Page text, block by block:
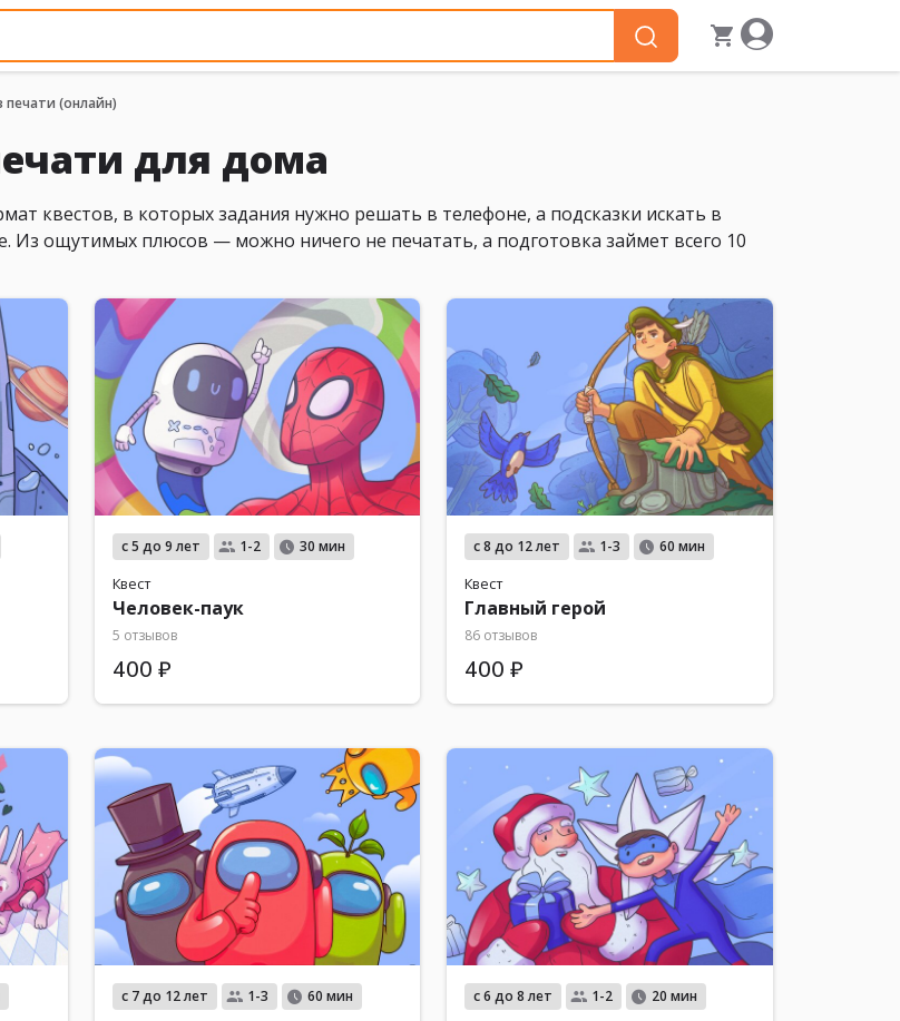
печати (онлайн)
для дома
квестов, в которых задания нужно решать в телефоне, а подсказки искать в
Из ощутимых плюсов — можно ничего не печатать, а подготовка займет всего 10
с 5 до 9 лет 1-2 30 мин
Квест
Человек-паук
5 отзывов
400 ₽
с 8 до 12 лет 1-3 60 мин
Квест
Главный герой
86 отзывов
400 ₽
с 7 до 12 лет 1-3 60 мин с 6 до 8 лет 1-2 20 мин